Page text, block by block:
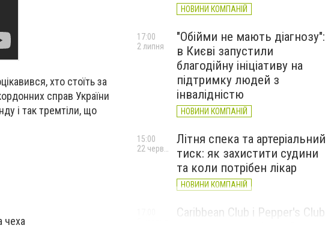
хто стоїть за
справ України
і так тремтіли, що
чеха
НОВИНИ КОМПАНІЙ
"Обійми не мають діагнозу":
в Києві запустили
благодійну ініціативу на
підтримку людей з
інвалідністю
НОВИНИ КОМПАНІЙ
17:00
2 липня
Літня спека та артеріальний
тиск: як захистити судини
та коли потрібен лікар
НОВИНИ КОМПАНІЙ
15:00
Caribbean Club і Pepper's Club